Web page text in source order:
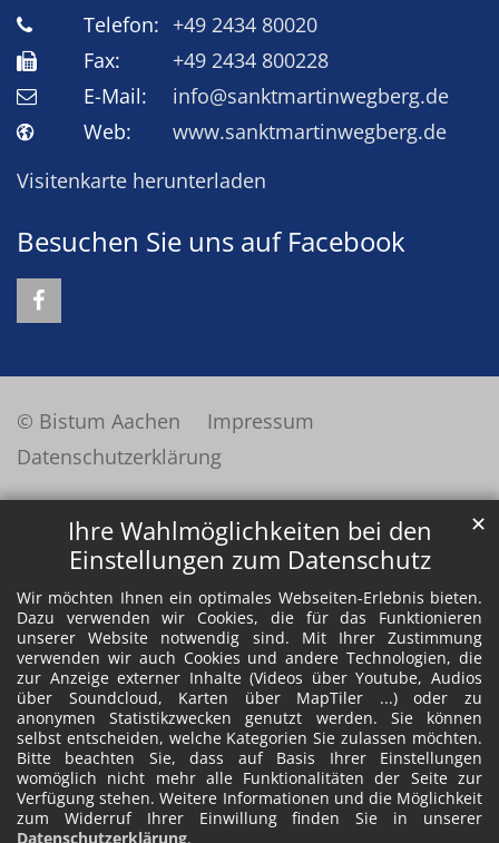
Ihre Wahlmöglichkeiten bei den
Einstellungen zum Datenschutz
Wir möchten Ihnen ein optimales Webseiten-Erlebnis bieten.
Dazu verwenden wir Cookies, die für das Funktionieren
unserer Website notwendig sind. Mit Ihrer Zustimmung
verwenden wir auch Cookies und andere Technologien, die
zur Anzeige externer Inhalte (Videos über Youtube, Audios
über Soundcloud, Karten über MapTiler ...) oder zu
anonymen Statistikzwecken genutzt werden. Sie können
selbst entscheiden, welche Kategorien Sie zulassen möchten.
Bitte beachten Sie, dass auf Basis Ihrer Einstellungen
womöglich nicht mehr alle Funktionalitäten der Seite zur
Verfügung stehen. Weitere Informationen und die Möglichkeit
zum Widerruf Ihrer Einwillung finden Sie in unserer
Datenschutzerklärung.
✕
Telefon: +49 2434 80020
Fax:
+49 2434 800228
E-Mail:
info@sanktmartinwegberg.de
Web:
www.sanktmartinwegberg.de
Visitenkarte herunterladen
Besuchen Sie uns auf Facebook
© Bistum Aachen
Impressum
Datenschutzerklärung